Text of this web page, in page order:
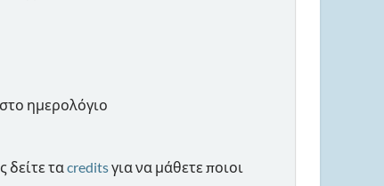
ημερολόγιο
δείτε τα creditsγια να μάθετε ποιοι